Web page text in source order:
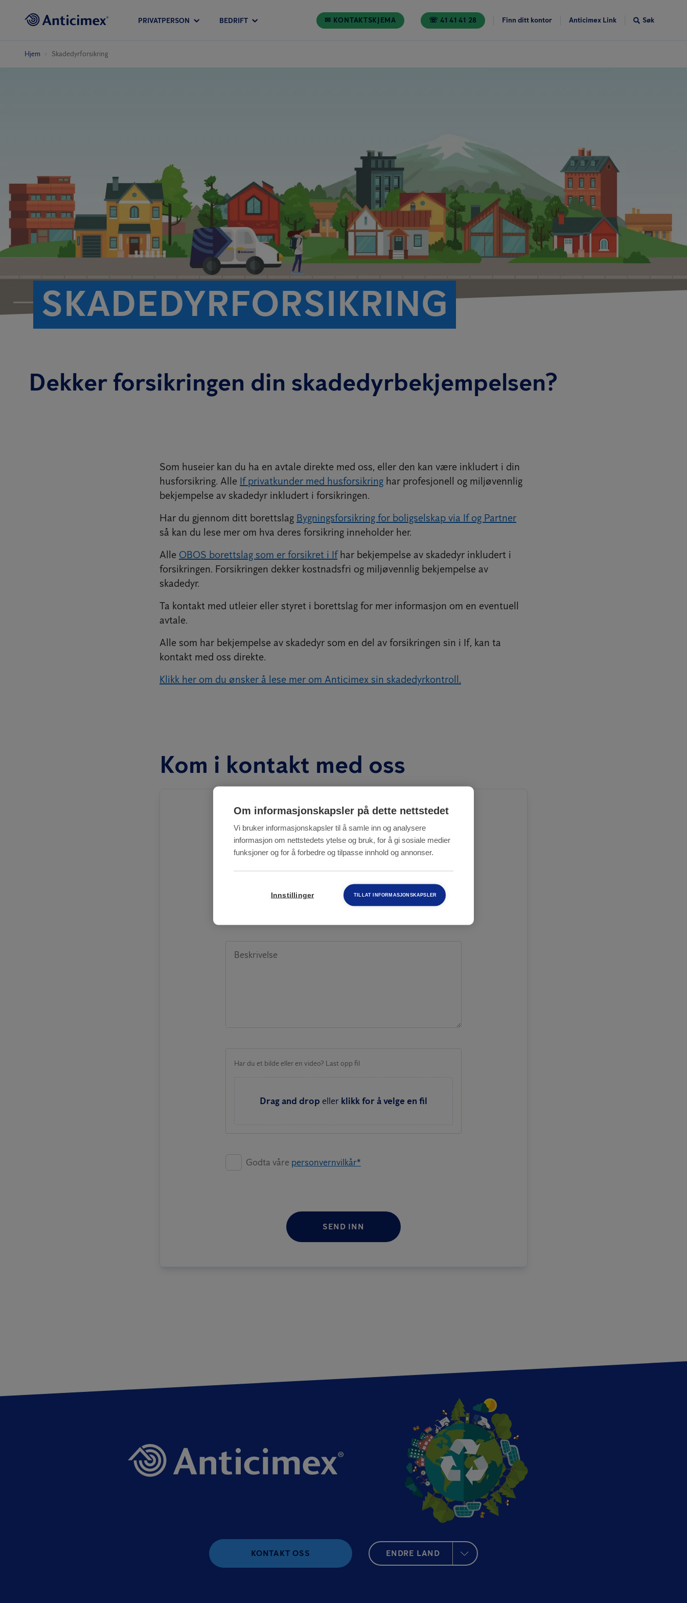
PRIVATPERSON BEDRIFT ✉ KONTAKTSKJEMA ☏ 41 41 41 28 Finn ditt kontor Anticimex Link Søk
Hjem Skadedyrforsikring
SKADEDYRFORSIKRING
Dekker forsikringen din skadedyrbekjempelsen?
Som huseier kan du ha en avtale direkte med oss, eller den kan være inkludert i din
husforsikring. Alle If privatkunder med husforsikring har profesjonell og miljøvennlig
bekjempelse av skadedyr inkludert i forsikringen.
Har du gjennom ditt borettslag Bygningsforsikring for boligselskap via If og Partner
så kan du lese mer om hva deres forsikring inneholder her.
Alle OBOS borettslag som er forsikret i Ifhar bekjempelse av skadedyr inkludert i
forsikringen. Forsikringen dekker kostnadsfri og miljøvennlig bekjempelse av
skadedyr.
Ta kontakt med utleier eller styret i borettslag for mer informasjon om en eventuell
avtale.
Alle som har bekjempelse av skadedyr som en del av forsikringen sin i If, kan ta
kontakt med oss direkte.
Klikk her om du ønsker å lese mer om Anticimex sin skadedyrkontroll.
Kom i kontakt med oss
Bli kontaktet nå
Privatperson eller bedrift
Beskrivelse
Har du et bilde eller en video? Last opp fil
Drag and drop eller klikk for å velge en fil
Godta våre personvernvilkår*
SEND INN
KONTAKT OSS ENDRE LAND
Om informasjonskapsler på dette nettstedet
Vi bruker informasjonskapsler til å samle inn og analysere
informasjon om nettstedets ytelse og bruk, for å gi sosiale medier
funksjoner og for å forbedre og tilpasse innhold og annonser.
Innstillinger TILLAT INFORMASJONSKAPSLER